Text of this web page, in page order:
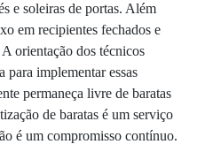
e soleiras de portas. Além
em recipientes fechados e
orientação dos técnicos
para implementar essas
permaneça livre de baratas
de baratas é um serviço
é um compromisso contínuo.